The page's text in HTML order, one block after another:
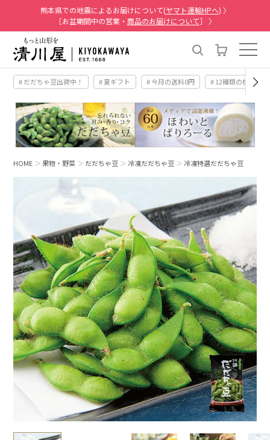
熊本県での地震によるお届けについて(ヤマト運輸HPへ) 〉
［お盆期間中の営業・ 商品のお届けについて］ 〉
# だだちゃ豆出荷中！ # 夏ギフト # 今月の送料0円 # 12種類の桃
HOME 果物・野菜 だだちゃ豆 冷凍だだちゃ豆 冷凍特選だだちゃ豆